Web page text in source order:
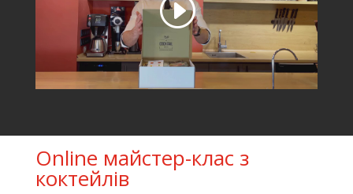
Online майстер-клас з
коктейлів